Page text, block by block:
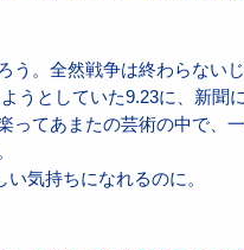
う。全然戦争は終わらない
うとしていた9.23に、新聞
ってあまたの芸術の中で、
気持ちになれるのに。